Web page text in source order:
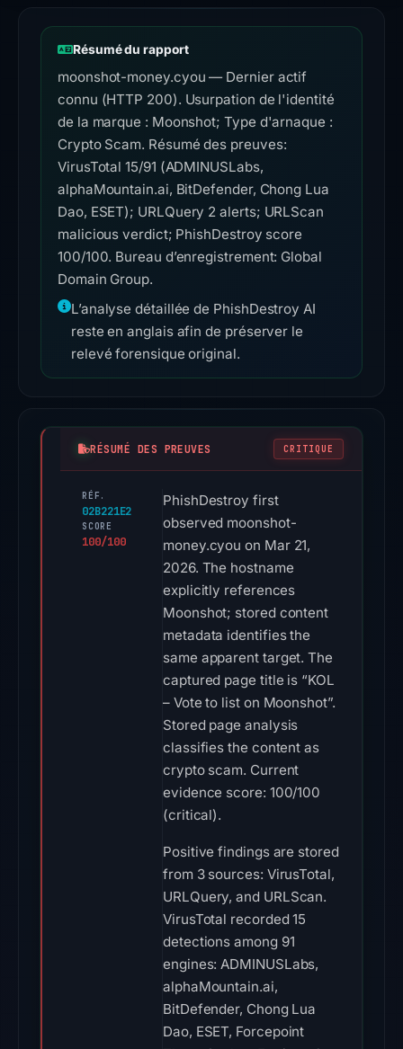
Résumé du rapport
moonshot-money.cyou — Dernier actif
connu (HTTP 200). Usurpation de l'identité
de la marque : Moonshot; Type d'arnaque :
Crypto Scam. Résumé des preuves:
VirusTotal 15/91 (ADMINUSLabs,
alphaMountain.ai, BitDefender, Chong Lua
Dao, ESET); URLQuery 2 alerts; URLScan
malicious verdict; PhishDestroy score
100/100. Bureau d’enregistrement: Global
Domain Group.
L’analyse détaillée de PhishDestroy AI
reste en anglais afin de préserver le
relevé forensique original.
RÉSUMÉ DES PREUVES CRITIQUE
RÉF.
02B221E2
SCORE
100/100
PhishDestroy first
observed moonshot-
money.cyou on Mar 21,
2026. The hostname
explicitly references
Moonshot; stored content
metadata identifies the
same apparent target. The
captured page title is “KOL
– Vote to list on Moonshot”.
Stored page analysis
classifies the content as
crypto scam. Current
evidence score: 100/100
(critical).
Positive findings are stored
from 3 sources: VirusTotal,
URLQuery, and URLScan.
VirusTotal recorded 15
detections among 91
engines: ADMINUSLabs,
alphaMountain.ai,
BitDefender, Chong Lua
Dao, ESET, Forcepoint